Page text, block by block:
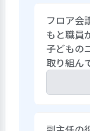
フロア会
もと職員
子どもの
取り組ん